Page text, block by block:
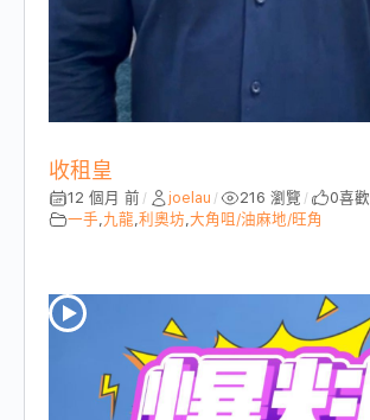
收租皇
12 個月 前 / joelau / 216 瀏覽 / 0喜歡
一手 九龍 利奧坊 大角咀/油麻地/旺角